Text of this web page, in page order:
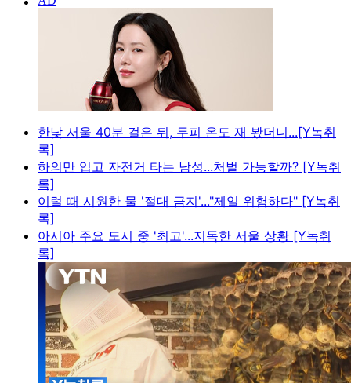
한낮 서울 40분 걸은 뒤, 두피 온도 재 봤더니...[Y녹취
록]
하의만 입고 자전거 타는 남성...처벌 가능할까? [Y녹취
록]
이럴 때 시원한 물 '절대 금지'..."제일 위험하다" [Y녹취
록]
아시아 주요 도시 중 '최고'...지독한 서울 상황 [Y녹취
록]